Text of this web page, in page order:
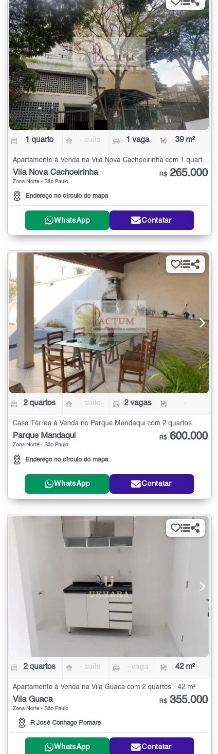
1 quarto - suíte 1 vaga 39 m²
Apartamento à Venda na Vila Nova Cachoeirinha com 1 quarto - 39 m²
Vila Nova Cachoeirinha
Zona Norte - São Paulo
Endereço no círculo do mapa
R$ 265.000
WhatsApp Contatar
2 quartos - suíte 2 vagas -
Casa Térrea à Venda no Parque Mandaqui com 2 quartos
Parque Mandaqui
Zona Norte - São Paulo
Endereço no círculo do mapa
R$ 600.000
WhatsApp Contatar
2 quartos - suíte - vaga 42 m²
Apartamento à Venda na Vila Guaca com 2 quartos - 42 m²
Vila Guaca
Zona Norte - São Paulo
R José Conhago Pomare
R$ 355.000
WhatsApp Contatar